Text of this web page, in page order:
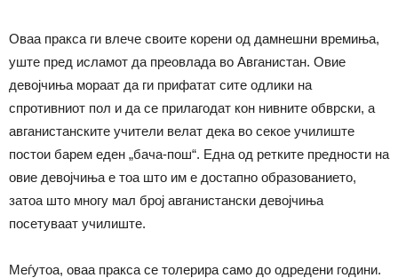
Оваа пракса ги влече своите корени од дамнешни времиња,
уште пред исламот да преовлада во Авганистан. Овие
девојчиња мораат да ги прифатат сите одлики на
спротивниот пол и да се прилагодат кон нивните обврски, а
авганистанските учители велат дека во секое училиште
постои барем еден „бача-пош“. Една од ретките предности на
овие девојчиња е тоа што им е достапно образованието,
затоа што многу мал број авганистански девојчиња
посетуваат училиште.
Меѓутоа, оваа пракса се толерира само до одредени години.